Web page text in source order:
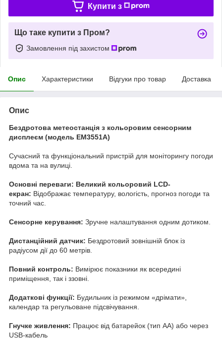
Купити з
Що таке купити з Пром?
Замовлення під захистом
Опис Характеристики Відгуки про товар Доставка
Опис
Бездротова метеостанція з кольоровим сенсорним
дисплеєм (модель EM3551A)
Сучасний та функціональний пристрій для моніторингу погоди
вдома та на вулиці.
Основні переваги: Великий кольоровий LCD-
екран: Відображає температуру, вологість, прогноз погоди та
точний час.
Сенсорне керування: Зручне налаштування одним дотиком.
Дистанційний датчик: Бездротовий зовнішній блок із
радіусом дії до 60 метрів.
Повний контроль: Вимірює показники як всередині
приміщення, так і ззовні.
Додаткові функції: Будильник із режимом «дрімати»,
календар та регульоване підсвічування.
Гнучке живлення: Працює від батарейок (тип АА) або через
USB-кабель